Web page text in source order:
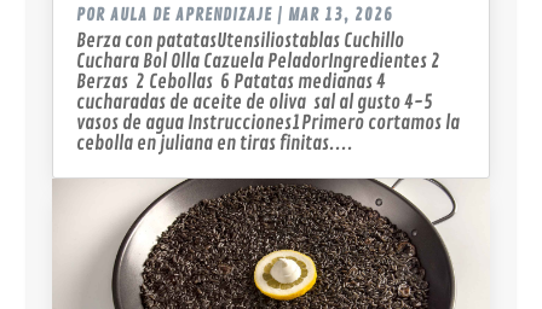
POR AULA DE APRENDIZAJE| MAR 13, 2026
Berza con patatasUtensiliostablas Cuchillo
Cuchara Bol Olla Cazuela PeladorIngredientes 2
Berzas 2 Cebollas 6 Patatas medianas 4
cucharadas de aceite de oliva sal al gusto 4-5
vasos de agua Instrucciones1Primero cortamos la
cebolla en juliana en tiras finitas....